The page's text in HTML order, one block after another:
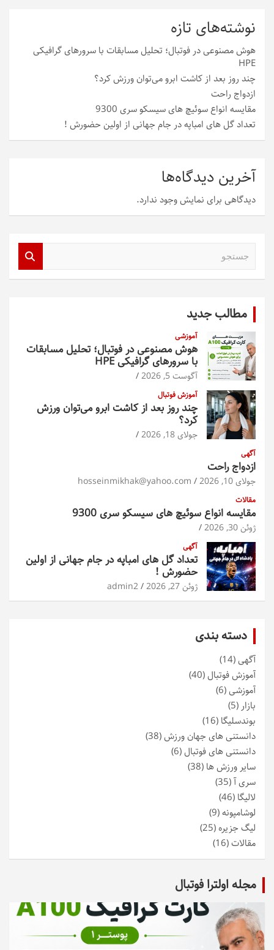
نوشته‌های تازه
هوش مصنوعی در فوتبال؛ تحلیل مسابقات با سرورهای گرافیکی
HPE
چند روز بعد از کاشت ابرو می‌توان ورزش کرد؟
ازدواج راحت
مقایسه انواع سوئیچ های سیسکو سری 9300
تعداد گل های امباپه در جام جهانی از اولین حضورش !
آخرین دیدگاه‌ها
دیدگاهی برای نمایش وجود ندارد.
مطالب جدید
آموزشی
هوش مصنوعی در فوتبال؛ تحلیل مسابقات
با سرورهای گرافیکی HPE
آگوست 5, 2026
آموزش فوتبال
چند روز بعد از کاشت ابرو می‌توان ورزش
کرد؟
جولای 18, 2026
آگهی
ازدواج راحت
جولای 10, 2026 hosseinmikhak@yahoo.com
مقالات
مقایسه انواع سوئیچ های سیسکو سری 9300
ژوئن 30, 2026
آگهی
تعداد گل های امباپه در جام جهانی از اولین
حضورش !
ژوئن 27, 2026 admin2
دسته بندی
آگهی(14)
آموزش فوتبال(40)
آموزشی(6)
بازار (5)
بوندسلیگا (16)
دانستنی های جهان ورزش(38)
دانستنی های فوتبال(6)
سایر ورزش ها (38)
سری آ(35)
لالیگا (46)
لوشامپونه(9)
لیگ جزیره(25)
مقالات(16)
مجله اولترا فوتبال